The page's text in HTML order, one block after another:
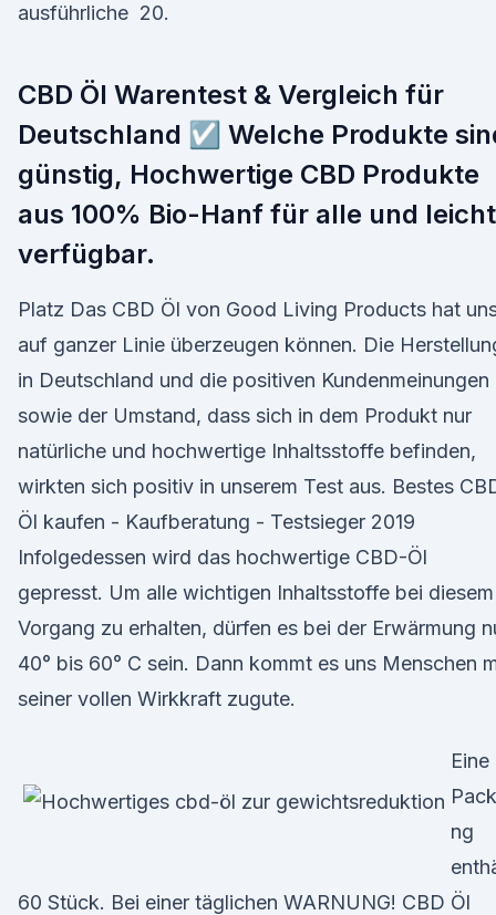
ausführliche 20.
CBD Öl Warentest & Vergleich für
Deutschland ☑️ Welche Produkte
günstig, Hochwertige CBD Produkte
aus 100% Bio-Hanf für alle und leicht
verfügbar.
Platz Das CBD Öl von Good Living Products hat
auf ganzer Linie überzeugen können. Die
in Deutschland und die positiven Kundenmeinungen
sowie der Umstand, dass sich in dem Produkt nur
natürliche und hochwertige Inhaltsstoffe befinden,
wirkten sich positiv in unserem Test aus. Bestes
Öl kaufen - Kaufberatung - Testsieger 2019
Infolgedessen wird das hochwertige CBD-Öl
gepresst. Um alle wichtigen Inhaltsstoffe bei diesem
Vorgang zu erhalten, dürfen es bei der Erwärmung
40° bis 60° C sein. Dann kommt es uns Menschen
seiner vollen Wirkkraft zugute.
Eine
ng
60 Stück. Bei einer täglichen WARNUNG! CBD Öl